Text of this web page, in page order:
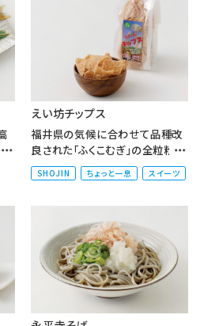
えい坊チップス
福井県の気候に合わせて品種改
良された「ふくこむぎ」の全粒粉を
使用しています。小麦の旨味をそ
のままに素揚げし、軽く塩味...
SHOJIN ちょっと一息 スイーツ